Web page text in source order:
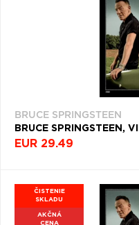
BRUCE SPRINGSTEEN
EUR 29.49
ČISTENIE
SKLADU
AKČNÁ
CENA